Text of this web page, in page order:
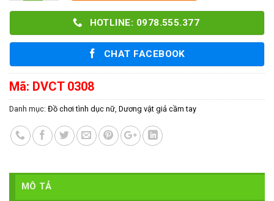
HOTLINE: 0978.555.377
CHAT FACEBOOK
Mã: DVCT 0308
Danh mục: Đồ chơi tình dục nữ Dương vật giả cầm tay
MÔ TẢ